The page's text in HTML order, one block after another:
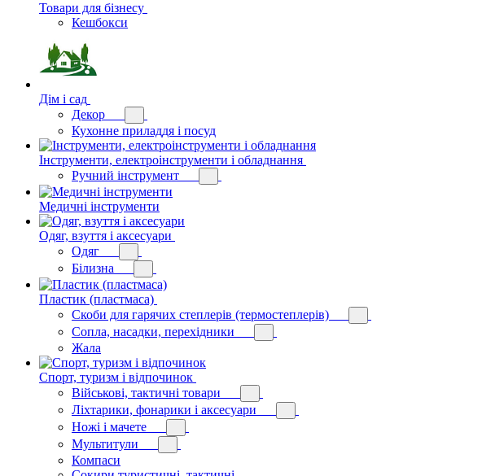
Товари для бізнесу
Кешбокси
Дім і сад
Декор
Кухонне приладдя і посуд
Інструменти, електроінструменти і обладнання
Ручний інструмент
Медичні інструменти
Одяг, взуття і аксесуари
Одяг
Білизна
Пластик (пластмаса)
Скоби для гарячих степлерів (термостеплерів)
Сопла, насадки, перехідники
Жала
Спорт, туризм і відпочинок
Військові, тактичні товари
Ліхтарики, фонарики і аксесуари
Ножі і мачете
Мультитули
Компаси